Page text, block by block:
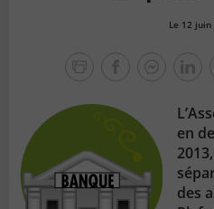
Le 12 juin
en
des